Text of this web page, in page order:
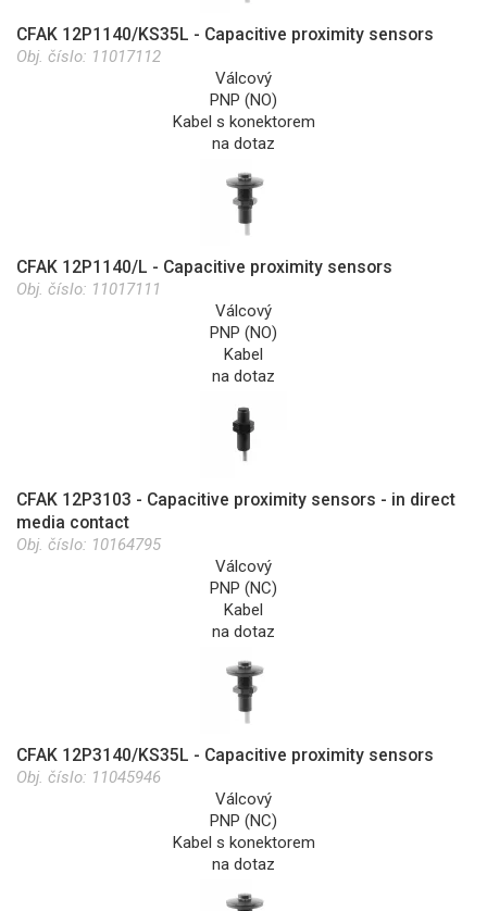
CFAK 12P1140/KS35L - Capacitive proximity sensors
Obj. číslo: 11017112
Válcový
PNP (NO)
Kabel s konektorem
na dotaz
CFAK 12P1140/L - Capacitive proximity sensors
Obj. číslo: 11017111
Válcový
PNP (NO)
Kabel
na dotaz
CFAK 12P3103 - Capacitive proximity sensors - in direct
media contact
Obj. číslo: 10164795
Válcový
PNP (NC)
Kabel
na dotaz
CFAK 12P3140/KS35L - Capacitive proximity sensors
Obj. číslo: 11045946
Válcový
PNP (NC)
Kabel s konektorem
na dotaz